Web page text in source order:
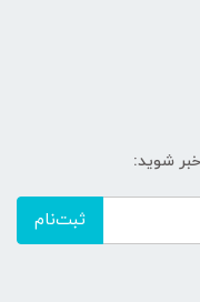
شوید:
ثبت‌نام